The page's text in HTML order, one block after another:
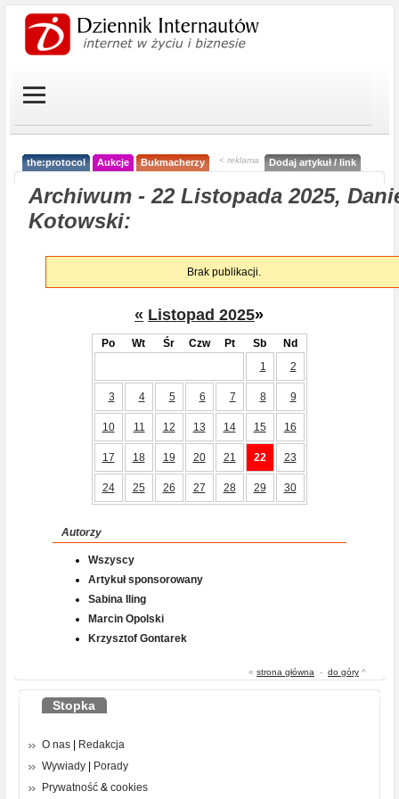
the:protocol Aukcje Bukmacherzy < reklama Dodaj artykuł / link
Archiwum - 22 Listopada 2025,
Kotowski:
Brak publikacji.
« Listopad 2025»
Po Wt Śr Czw Pt Sb
Nd
1
2
3 4 5 6 7 8 9
10 11 12 13 14 15 16
17 18 19 20 21 22 23
24 25 26 27 28 29 30
Autorzy
Wszyscy
Artykuł sponsorowany
Sabina Iling
Marcin Opolski
Krzysztof Gontarek
« strona główna - do góry ^
Stopka
O nas
Redakcja
Wywiady
Porady
Prywatność & cookies